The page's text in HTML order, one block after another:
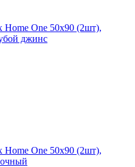
Home One 50х90 (2шт),
джинс
Home One 50х90 (2шт),